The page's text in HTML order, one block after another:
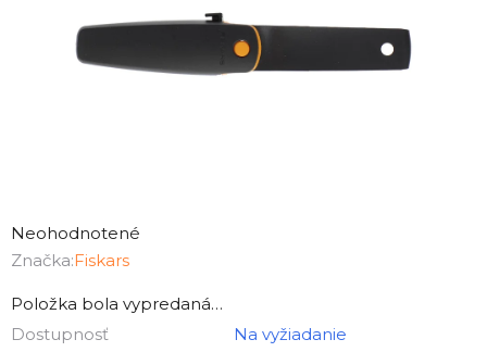
hodnotenie
produktu
0,0
z
Neohodnotené
Značka:Fiskars
Položka bola vypredaná…
Dostupnosť
Na vyžiadanie